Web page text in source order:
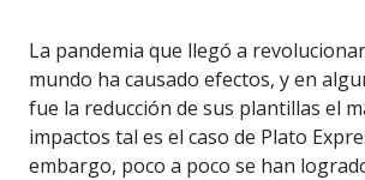
La pandemia que llegó a
mundo ha causado efectos, y en
fue la reducción de sus plantillas el
impactos tal es el caso de Plato
embargo, poco a poco se han